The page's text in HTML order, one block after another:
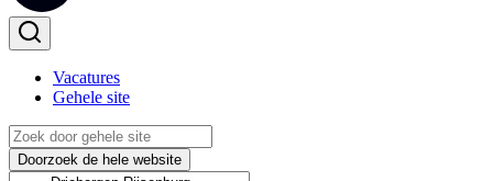
Vacatures
Gehele site